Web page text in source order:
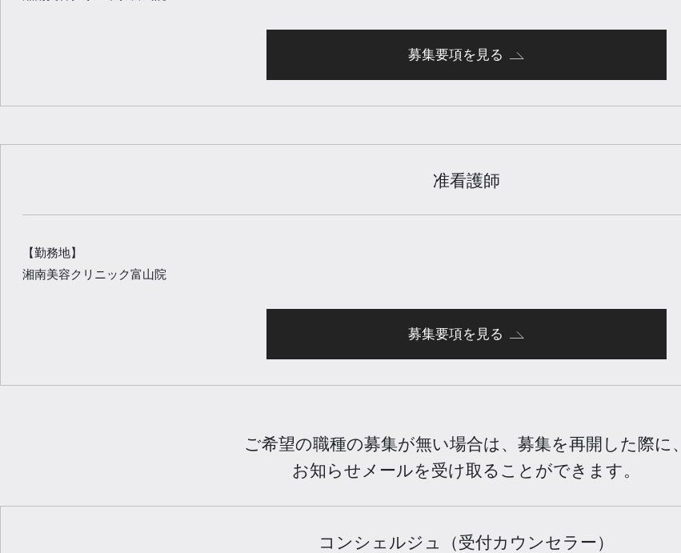
募集要項を見る
准看護師
【勤務地】
湘南美容クリニック富山院
募集要項を見る
ご希望の職種の募集が無い場合は、 募集を再開した際に、
お知らせメールを受け取ることができます。
コンシェルジュ（受付カウンセラー）